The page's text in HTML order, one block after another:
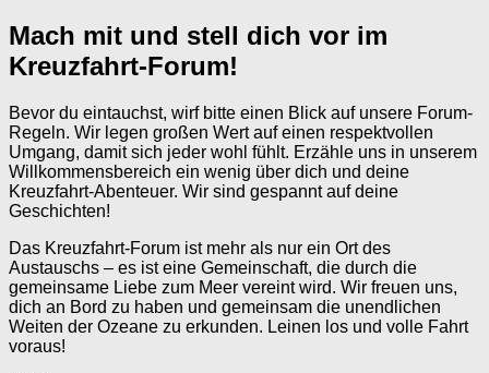
Mach mit und stell dich vor im
Kreuzfahrt-Forum!
Bevor du eintauchst, wirf bitte einen Blick auf unsere Forum-
Regeln. Wir legen großen Wert auf einen respektvollen
Umgang, damit sich jeder wohl fühlt. Erzähle uns in unserem
Willkommensbereich ein wenig über dich und deine
Kreuzfahrt-Abenteuer. Wir sind gespannt auf deine
Geschichten!
Das Kreuzfahrt-Forum ist mehr als nur ein Ort des
Austauschs – es ist eine Gemeinschaft, die durch die
gemeinsame Liebe zum Meer vereint wird. Wir freuen uns,
dich an Bord zu haben und gemeinsam die unendlichen
Weiten der Ozeane zu erkunden. Leinen los und volle Fahrt
voraus!